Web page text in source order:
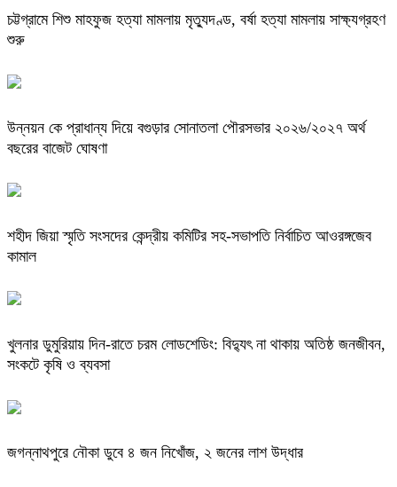
চট্টগ্রামে শিশু মাহফুজ হত্যা মামলায় মৃত্যুদণ্ড, বর্ষা হত্যা মামলায় সাক্ষ্যগ্রহণ
শুরু
উন্নয়ন কে প্রাধান্য দিয়ে বগুড়ার সোনাতলা পৌরসভার ২০২৬/২০২৭ অর্থ
বছরের বাজেট ঘোষণা
শহীদ জিয়া স্মৃতি সংসদের কেন্দ্রীয় কমিটির সহ-সভাপতি নির্বাচিত আওরঙ্গজেব
কামাল
খুলনার ডুমুরিয়ায় দিন-রাতে চরম লোডশেডিং: বিদ্যুৎ না থাকায় অতিষ্ঠ জনজীবন,
সংকটে কৃষি ও ব্যবসা
জগন্নাথপুরে নৌকা ডুবে ৪ জন নিখোঁজ, ২ জনের লাশ উদ্ধার